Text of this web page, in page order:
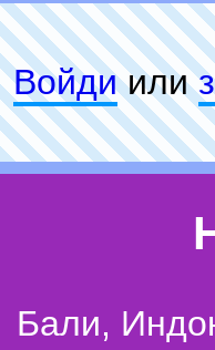
Войдиили
Бали,